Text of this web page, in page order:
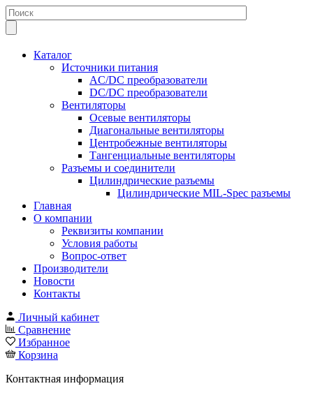
Каталог
Источники питания
AC/DC преобразователи
DC/DC преобразователи
Вентиляторы
Осевые вентиляторы
Диагональные вентиляторы
Центробежные вентиляторы
Тангенциальные вентиляторы
Разъемы и соединители
Цилиндрические разъемы
Цилиндрические MIL-Spec разъемы
Главная
О компании
Реквизиты компании
Условия работы
Вопрос-ответ
Производители
Новости
Контакты
Личный кабинет
Сравнение
Избранное
Корзина
Контактная информация